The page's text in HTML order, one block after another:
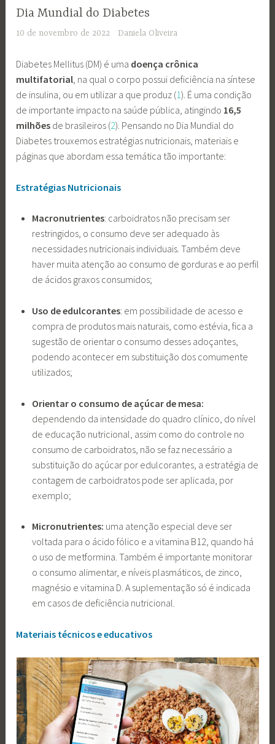
Dia Mundial do Diabetes
10 de novembro de 2022 Daniela Oliveira
Diabetes Mellitus (DM) é uma doença crônica
multifatorial, na qual o corpo possui deficiência na síntese
de insulina, ou em utilizar a que produz (1). É uma condição
de importante impacto na saúde pública, atingindo 16,5
milhões de brasileiros (2). Pensando no Dia Mundial do
Diabetes trouxemos estratégias nutricionais, materiais e
páginas que abordam essa temática tão importante:
Estratégias Nutricionais
Macronutrientes: carboidratos não precisam ser
restringidos, o consumo deve ser adequado às
necessidades nutricionais individuais. Também deve
haver muita atenção ao consumo de gorduras e ao perfil
de ácidos graxos consumidos;
Uso de edulcorantes: em possibilidade de acesso e
compra de produtos mais naturais, como estévia, fica a
sugestão de orientar o consumo desses adoçantes,
podendo acontecer em substituição dos comumente
utilizados;
Orientar o consumo de açúcar de mesa:
dependendo da intensidade do quadro clínico, do nível
de educação nutricional, assim como do controle no
consumo de carboidratos, não se faz necessário a
substituição do açúcar por edulcorantes, a estratégia de
contagem de carboidratos pode ser aplicada, por
exemplo;
Micronutrientes: uma atenção especial deve ser
voltada para o ácido fólico e a vitamina B12, quando há
o uso de metformina. Também é importante monitorar
o consumo alimentar, e níveis plasmáticos, de zinco,
magnésio e vitamina D. A suplementação só é indicada
em casos de deficiência nutricional.
Materiais técnicos e educativos